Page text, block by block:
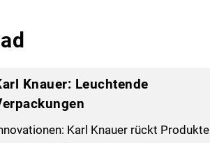
Knauer: Leuchtende
Karl Knauer rückt Produkte